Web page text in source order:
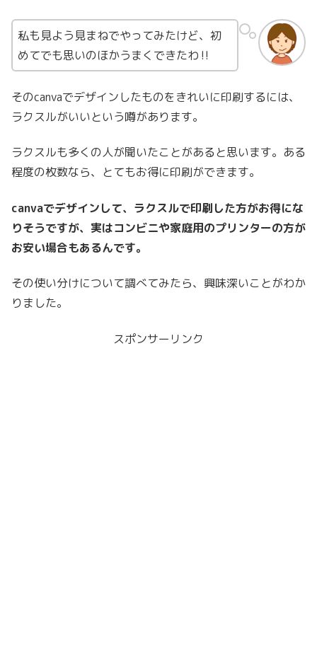
私も見よう見まねでやってみたけど、初
めてでも思いのほかうまくできたわ‼
そのcanvaでデザインしたものをきれいに印刷するには、
ラクスルがいいという噂があります。
ラクスルも多くの人が聞いたことがあると思います。ある
程度の枚数なら、とてもお得に印刷ができます。
canvaでデザインして、ラクスルで印刷した方がお得にな
りそうですが、実はコンビニや家庭用のプリンターの方が
お安い場合もあるんです。
その使い分けについて調べてみたら、興味深いことがわか
りました。
スポンサーリンク